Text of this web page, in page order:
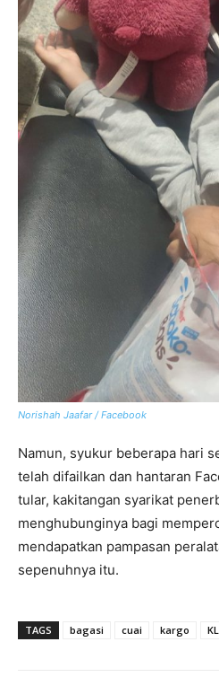
Norishah Jaafar / Facebook
Namun, syukur beberapa hari
telah difailkan dan hantaran
tular, kakitangan syarikat
menghubunginya bagi
mendapatkan pampasan
sepenuhnya itu.
TAGS bagasi cuai kargo